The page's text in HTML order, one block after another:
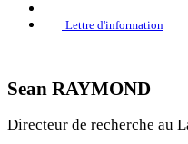
Lettre d'information
Sean RAYMOND
Directeur de recherche au